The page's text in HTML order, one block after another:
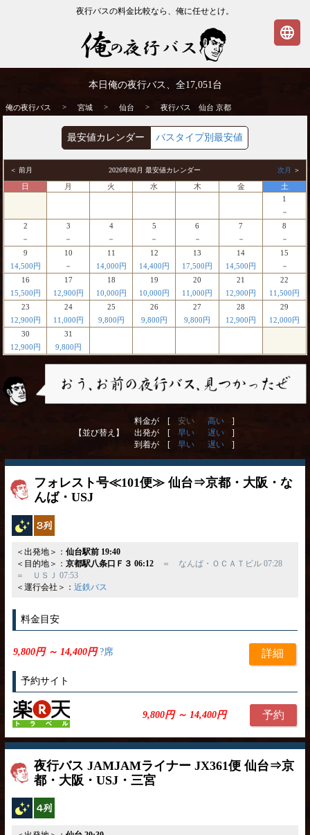
夜行バスの料金比較なら、俺に任せとけ。
夜行バス
本日俺の夜行バス、全17,051台
俺の夜行バス > 宮城 > 仙台 > 夜行バス 仙台 京都
最安値カレンダー バスタイプ別最安値
＜ 前月 2026年08月 最安値カレンダー 次月 ＞
日 月 火 水 木 金
土
1
－
2
－
3
－
4
－
5
－
6
－
7
－
8
－
9
14,500円
10
－
11
14,000円
12
14,400円
13
17,500円
14
14,500円
15
－
16
15,500円
17
12,900円
18
10,000円
19
10,000円
20
11,000円
21
12,900円
22
11,500円
23
12,900円
24
11,000円
25
9,800円
26
9,800円
27
9,800円
28
12,900円
29
12,000円
30
12,900円
31
9,800円
【並び替え】
料金が [ 安い 高い
]
出発が [
早い 遅い
]
到着が [
早い 遅い ]
フォレスト号≪101便≫ 仙台⇒京都・大阪・な
んば・USJ
夜行バス
＜出発地＞： 仙台駅前 19:40
＜目的地＞： 京都駅八条口Ｆ３ 06:12＝ なんば・ＯＣＡＴビル 07:28
＝ ＵＳＪ 07:53
＜運行会社＞： 近鉄バス
料金目安
9,800円 ～ 14,400円?席 詳細
予約サイト
9,800円 ～ 14,400円 予約
夜行バス JAMJAMライナー JX361便 仙台⇒京
都・大阪・USJ・三宮
夜行バス
language